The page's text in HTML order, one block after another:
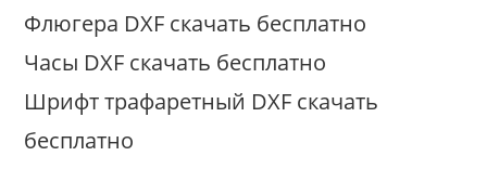
Флюгера DXF скачать бесплатно
Часы DXF скачать бесплатно
Шрифт трафаретный DXF скачать
бесплатно